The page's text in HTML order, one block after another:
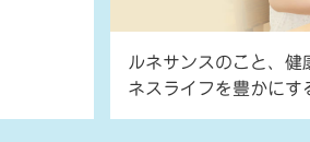
ルネサンスのこと、健
ネスライフを豊かにす